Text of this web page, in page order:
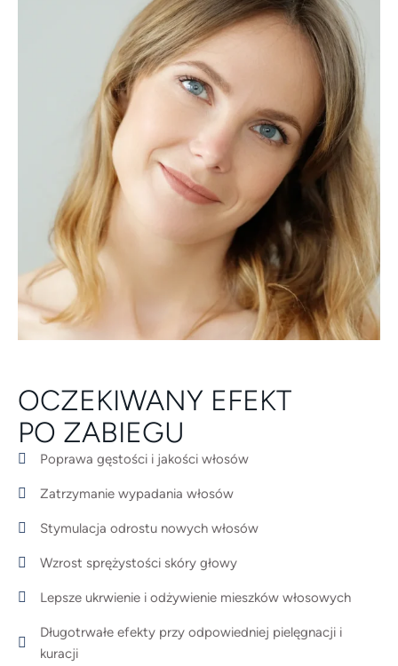
OCZEKIWANY EFEKT
PO ZABIEGU
Poprawa gęstości i jakości włosów
Zatrzymanie wypadania włosów
Stymulacja odrostu nowych włosów
Wzrost sprężystości skóry głowy
Lepsze ukrwienie i odżywienie mieszków włosowych
Długotrwałe efekty przy odpowiedniej pielęgnacji i
kuracji